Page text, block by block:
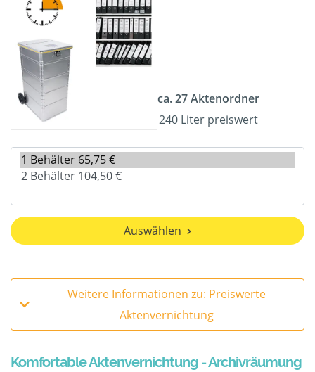
ca. 27 Aktenordner
240 Liter preiswert
Auswählen
Weitere Informationen zu: Preiswerte
Aktenvernichtung
Komfortable Aktenvernichtung - Archivräumung